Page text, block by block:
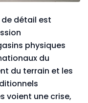
détail est
physiques
du
du terrain et les
voient une crise,